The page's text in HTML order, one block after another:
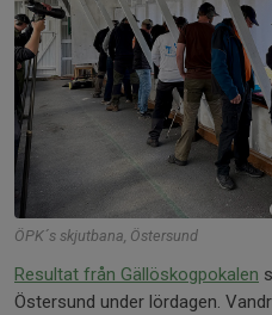
ÖPK´s skjutbana, Östersund
Resultat från Gällöskogpokalen
Östersund under lördagen.